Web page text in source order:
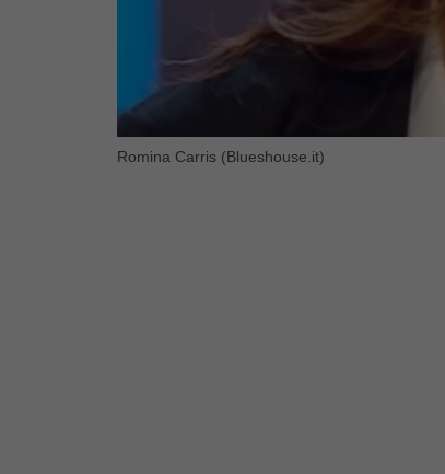
Romina Carris (Blueshouse.it)